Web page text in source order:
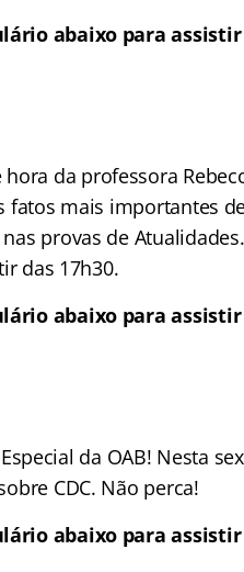
abaixo para assistir
da professora
fatos mais importantes
provas de
das 17h30.
abaixo para assistir
da OAB! Nesta
CDC. Não perca!
abaixo para assistir